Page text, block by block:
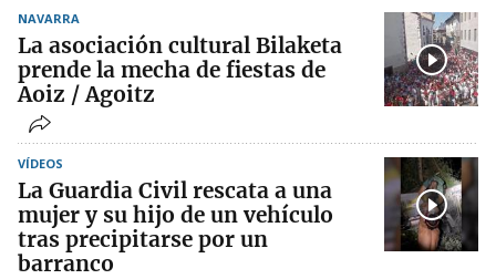
NAVARRA
La asociación cultural Bilaketa
prende la mecha de fiestas de
Aoiz / Agoitz
VÍDEOS
La Guardia Civil rescata a una
mujer y su hijo de un vehículo
tras precipitarse por un
barranco